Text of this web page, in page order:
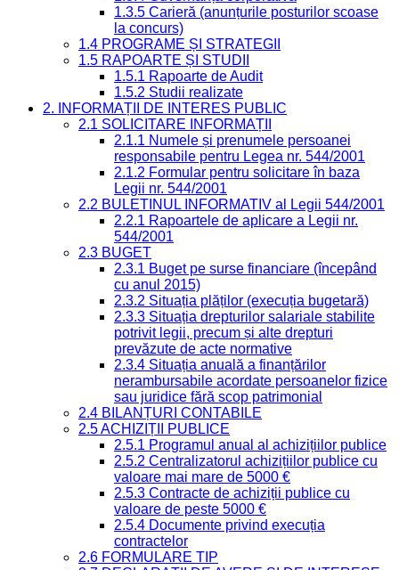
1.3.5 Carieră (anunțurile posturilor scoase
la concurs)
1.4 PROGRAME ȘI STRATEGII
1.5 RAPOARTE ȘI STUDII
1.5.1 Rapoarte de Audit
1.5.2 Studii realizate
2. INFORMAȚII DE INTERES PUBLIC
2.1 SOLICITARE INFORMAȚII
2.1.1 Numele și prenumele persoanei
responsabile pentru Legea nr. 544/2001
2.1.2 Formular pentru solicitare în baza
Legii nr. 544/2001
2.2 BULETINUL INFORMATIV al Legii 544/2001
2.2.1 Rapoartele de aplicare a Legii nr.
544/2001
2.3 BUGET
2.3.1 Buget pe surse financiare (începând
cu anul 2015)
2.3.2 Situația plăților (execuția bugetară)
2.3.3 Situația drepturilor salariale stabilite
potrivit legii, precum și alte drepturi
prevăzute de acte normative
2.3.4 Situația anuală a finanțărilor
nerambursabile acordate persoanelor fizice
sau juridice fără scop patrimonial
2.4 BILANȚURI CONTABILE
2.5 ACHIZIȚII PUBLICE
2.5.1 Programul anual al achizițiilor publice
2.5.2 Centralizatorul achizițiilor publice cu
valoare mai mare de 5000 €
2.5.3 Contracte de achiziții publice cu
valoare de peste 5000 €
2.5.4 Documente privind execuția
contractelor
2.6 FORMULARE TIP